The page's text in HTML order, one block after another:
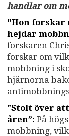
handlar om
"Hon forskar
hejdar
forskaren
forskar om
mobbning i
hjärnorna
”Stolt över
åren”: På
mobbning,